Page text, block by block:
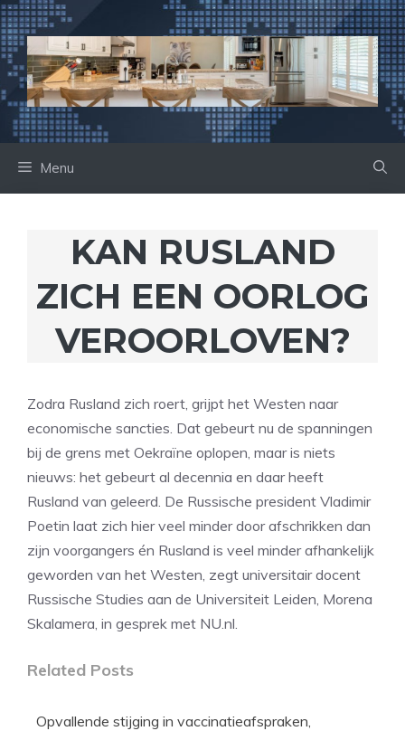
Ga
naar
de
inhoud
Menu
KAN RUSLAND
ZICH EEN OORLOG
VEROORLOVEN?
Zodra Rusland zich roert, grijpt het Westen naar
economische sancties. Dat gebeurt nu de spanningen
bij de grens met Oekraïne oplopen, maar is niets
nieuws: het gebeurt al decennia en daar heeft
Rusland van geleerd. De Russische president Vladimir
Poetin laat zich hier veel minder door afschrikken dan
zijn voorgangers én Rusland is veel minder afhankelijk
geworden van het Westen, zegt universitair docent
Russische Studies aan de Universiteit Leiden, Morena
Skalamera, in gesprek met NU.nl.
Related Posts
Opvallende stijging in vaccinatieafspraken,